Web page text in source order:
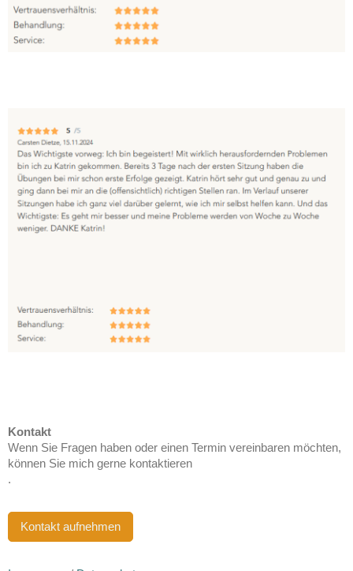
Kontakt
Wenn Sie Fragen haben oder einen Termin vereinbaren möchten,
können Sie mich gerne kontaktieren
.
Kontakt aufnehmen